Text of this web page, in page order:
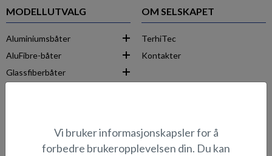
MODELLUTVALG
Aluminiumsbåter
AluFibre-båter
Glassfiberbåter
OM SELSKAPET
TerhiTec
Kontakter
Puter og solsenger
Vi bruker informasjonskapsler for å
forbedre brukeropplevelsen din. Du kan